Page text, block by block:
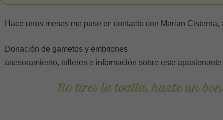
Hace unos meses me puse en contacto con Marian Cisterna,
Donación de gametos y embriones
asesoramiento, talleres e información sobre este apasionante
No tires la toalla, hazte un